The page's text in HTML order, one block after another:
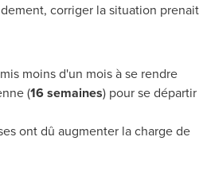
corriger la situation prenait
moins d'un mois à se rendre
(16 semaines) pour se départir
ont dû augmenter la charge de